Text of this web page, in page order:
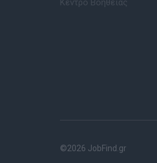
Κέντρο Βοήθειας
©2026 JobFind.gr